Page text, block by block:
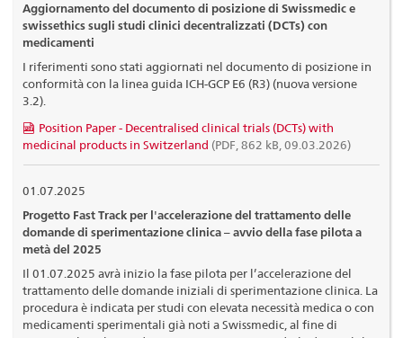
Aggiornamento del documento di posizione di Swissmedic e
swissethics sugli studi clinici decentralizzati (DCTs) con
medicamenti
I riferimenti sono stati aggiornati nel documento di posizione in
conformità con la linea guida ICH-GCP E6 (R3) (nuova versione
3.2).
Position Paper - Decentralised clinical trials (DCTs) with
medicinal products in Switzerland (PDF, 862 kB, 09.03.2026)
01.07.2025
Progetto Fast Track per l'accelerazione del trattamento delle
domande di sperimentazione clinica – avvio della fase pilota a
metà del 2025
Il 01.07.2025 avrà inizio la fase pilota per l’accelerazione del
trattamento delle domande iniziali di sperimentazione clinica. La
procedura è indicata per studi con elevata necessità medica o con
medicamenti sperimentali già noti a Swissmedic, al fine di